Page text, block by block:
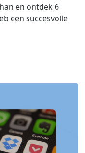
en ontdek 6
een succesvolle